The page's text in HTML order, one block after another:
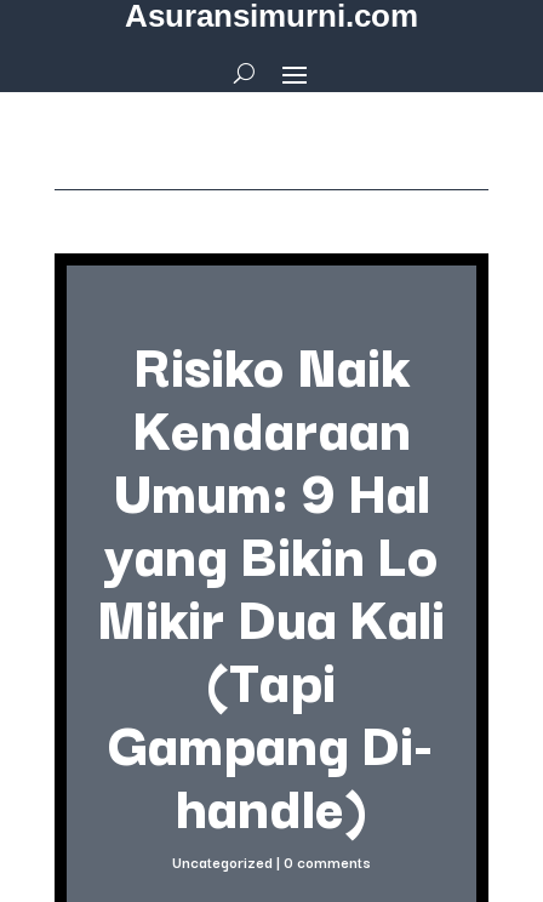
Asuransimurni.com
Risiko Naik
Kendaraan
Umum: 9 Hal
yang Bikin Lo
Mikir Dua Kali
(Tapi
Gampang Di-
handle)
Uncategorized | 0 comments